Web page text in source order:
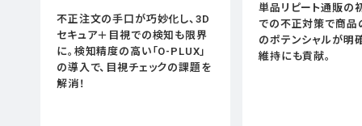
不正注文の手口が巧妙化し、3D
セキュア＋目視での検知も限界
に。検知精度の高い「O-PLUX」
の導入で、目視チェックの課題を
解消！
単品リピート通販の
での不正対策で商品
のポテンシャルが明
維持にも貢献。